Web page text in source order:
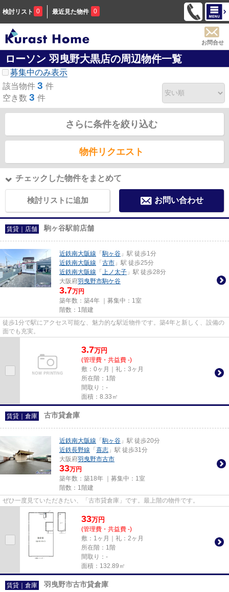
検討リスト 0 最近見た物件 0
お問合せ
ローソン 羽曳野大黒店の周辺物件一覧
募集中のみ表示
該当物件 3 件
空き数 3 件
さらに条件を絞り込む
物件リクエスト
チェックした物件をまとめて
検討リストに追加 お問い合わせ
賃貸｜店舗 駒ヶ谷駅前店舗
近鉄南大阪線 「駒ヶ谷 」駅 徒歩1分
近鉄南大阪線 「 古市 」駅 徒歩25分
近鉄南大阪線 「 上ノ太子 」駅 徒歩28分
大阪府羽曳野市駒ケ谷
3.7万円
築年数：築4年 ｜募集中： 1室
階数：1階建
徒歩1分で駅にアクセス可能な、魅力的な駅近物件です。築4年と新しく、設備の
面でも充実。
3.7万円
(管理費・共益費 -)
敷：0ヶ月｜礼：3ヶ月
所在階：1階
間取り：-
面積：8.33㎡
賃貸｜倉庫 古市貸倉庫
近鉄南大阪線 「駒ヶ谷 」駅 徒歩20分
近鉄長野線 「 喜志 」駅 徒歩31分
大阪府羽曳野市古市
33万円
築年数：築18年 ｜募集中： 1室
階数：1階建
ぜひ一度見ていただきたい、「古市貸倉庫」です。最上階の物件です。
33万円
(管理費・共益費 -)
敷：1ヶ月｜礼：2ヶ月
所在階：1階
間取り：-
面積：132.89㎡
賃貸｜倉庫 羽曳野市古市貸倉庫